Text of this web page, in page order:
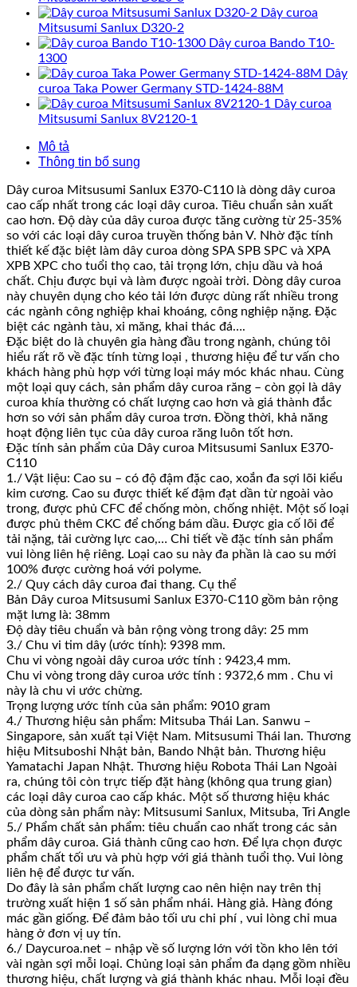
Dây curoa
Mitsusumi Sanlux D320-2
Dây curoa Bando T10-
1300
Dây
curoa Taka Power Germany STD-1424-88M
Dây curoa
Mitsusumi Sanlux 8V2120-1
Mô tả
Thông tin bổ sung
Dây curoa Mitsusumi Sanlux E370-C110 là dòng dây curoa
cao cấp nhất trong các loại dây curoa. Tiêu chuẩn sản xuất
cao hơn. Độ dày của dây curoa được tăng cường từ 25-35%
so với các loại dây curoa truyền thống bản V. Nhờ đặc tính
thiết kế đặc biệt làm dây curoa dòng SPA SPB SPC và XPA
XPB XPC cho tuổi thọ cao, tải trọng lớn, chịu dầu và hoá
chất. Chịu được bụi và làm được ngoài trời. Dòng dây curoa
này chuyên dụng cho kéo tải lớn được dùng rất nhiều trong
các ngành công nghiệp khai khoáng, công nghiệp nặng. Đặc
biệt các ngành tàu, xi măng, khai thác đá….
Đặc biệt do là chuyên gia hàng đầu trong ngành, chúng tôi
hiểu rất rõ về đặc tính từng loại , thương hiệu để tư vấn cho
khách hàng phù hợp với từng loại máy móc khác nhau. Cùng
một loại quy cách, sản phẩm dây curoa răng – còn gọi là dây
curoa khía thường có chất lượng cao hơn và giá thành đắc
hơn so với sản phẩm dây curoa trơn. Đồng thời, khả năng
hoạt động liên tục của dây curoa răng luôn tốt hơn.
Đặc tính sản phẩm của Dây curoa Mitsusumi Sanlux E370-
C110
1./ Vật liệu: Cao su – có độ đậm đặc cao, xoắn đa sợi lõi kiểu
kim cương. Cao su được thiết kế đậm đạt dần từ ngoài vào
trong, được phủ CFC để chống mòn, chống nhiệt. Một số loại
được phủ thêm CKC để chống bám dầu. Được gia cố lõi để
tải nặng, tải cường lực cao,… Chi tiết về đặc tính sản phẩm
vui lòng liên hệ riêng. Loại cao su này đa phần là cao su mới
100% được cường hoá với polyme.
2./ Quy cách dây curoa đai thang. Cụ thể
Bản Dây curoa Mitsusumi Sanlux E370-C110 gồm bản rộng
mặt lưng là: 38mm
Độ dày tiêu chuẩn và bản rộng vòng trong dây: 25 mm
3./ Chu vi tim dây (ước tính): 9398 mm.
Chu vi vòng ngoài dây curoa ước tính : 9423,4 mm.
Chu vi vòng trong dây curoa ước tính : 9372,6 mm . Chu vi
này là chu vi ước chừng.
Trọng lượng ước tính của sản phẩm: 9010 gram
4./ Thương hiệu sản phẩm: Mitsuba Thái Lan. Sanwu –
Singapore, sản xuất tại Việt Nam. Mitsusumi Thái lan. Thương
hiệu Mitsuboshi Nhật bản, Bando Nhật bản. Thương hiệu
Yamatachi Japan Nhật. Thương hiệu Robota Thái Lan Ngoài
ra, chúng tôi còn trực tiếp đặt hàng (không qua trung gian)
các loại dây curoa cao cấp khác. Một số thương hiệu khác
của dòng sản phẩm này: Mitsusumi Sanlux, Mitsuba, Tri Angle
5./ Phẩm chất sản phẩm: tiêu chuẩn cao nhất trong các sản
phẩm dây curoa. Giá thành cũng cao hơn. Để lựa chọn được
phẩm chất tối ưu và phù hợp với giá thành tuổi thọ. Vui lòng
liên hệ để được tư vấn.
Do đây là sản phẩm chất lượng cao nên hiện nay trên thị
trường xuất hiện 1 số sản phẩm nhái. Hàng giả. Hàng đóng
mác gần giống. Để đảm bảo tối ưu chi phí , vui lòng chỉ mua
hàng ở đơn vị uy tín.
6./ Daycuroa.net – nhập về số lượng lớn với tồn kho lên tới
vài ngàn sợi mỗi loại. Chủng loại sản phẩm đa dạng gồm nhiều
thương hiệu, chất lượng và giá thành khác nhau. Mỗi loại đều